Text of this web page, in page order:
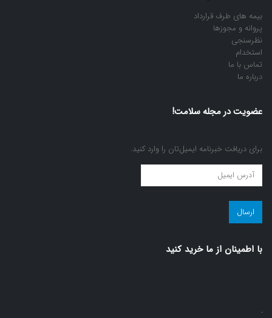
بیمه های طرف قرارداد
پروانه و مجوزها
نظرسنجی
استخدام
تماس با ما
درباره ما
عضویت در مجله سلامت!
برای دریافت خبرنامه ایمیل‌تان را وارد کنید.
عضویت
در
مجله
سلامت!
با اطمينان از ما خريد كنيد